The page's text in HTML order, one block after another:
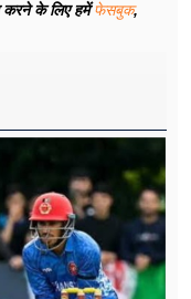
के लिए हमेंफेसबुक,